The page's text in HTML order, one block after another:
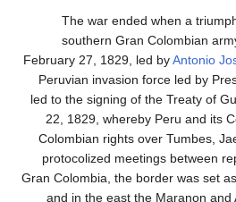
The war ended
southern Gran
February 27, 1829, led by
Peruvian invasion
led to the signing of the
22, 1829, whereby
Colombian rights over
protocolized meetings
Gran Colombia, the
and in the east the